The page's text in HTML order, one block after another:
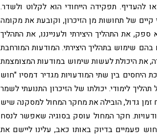
להעדיף. תפקידה הייחודי הוא לקלוט ולשדר.
של תחושות מן הזיכרון, וקובעת את מקומה
את התהליך היצירתי ולענייננו, את התהליך
בהם שימוש בתהליך היצירתי. המודעות המורחבת
את היכולת לעשות שימוש במודעות המצומצמת
בין שתי המודעויות מגדיר דמסיו "חוש
לימודי. יכולתו של הזיכרון התנועתי לשמר
זמן גדול, הובילה את מחקר המחול למסקנה שיש
חקר המחול עוסק בסוגיה שאפשר לנסח
פעמיים בדיוק באותו כאב, עלינו ליישם את